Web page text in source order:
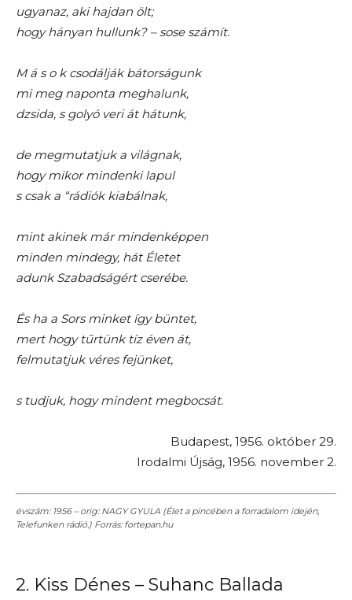
ugyanaz, aki hajdan ölt;
hogy hányan hullunk? – sose számít.
M á s o k csodálják bátorságunk
mi meg naponta meghalunk,
dzsida, s golyó veri át hátunk,
de megmutatjuk a világnak,
hogy mikor mindenki lapul
s csak a “rádiók kiabálnak,
mint akinek már mindenképpen
minden mindegy, hát Életet
adunk Szabadságért cserébe.
És ha a Sors minket így büntet,
mert hogy tűrtünk tíz éven át,
felmutatjuk véres fejünket,
s tudjuk, hogy mindent megbocsát.
Budapest, 1956. október 29.
Irodalmi Újság, 1956. november 2.
évszám: 1956 – orig: NAGY GYULA (Élet a pincében a forradalom idején,
Telefunken rádió.) Forrás: fortepan.hu
2. Kiss Dénes – Suhanc Ballada